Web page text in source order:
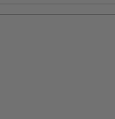
MPPT